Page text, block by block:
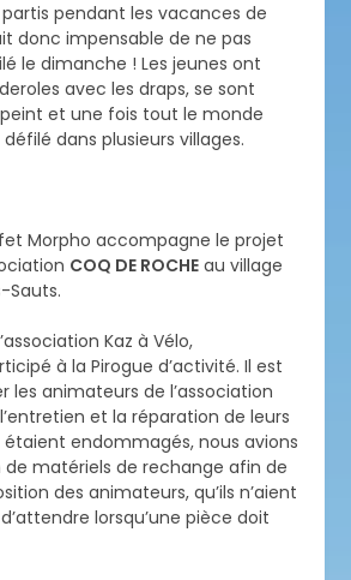
pendant les vacances de
donc impensable de ne pas
le dimanche ! Les jeunes ont
avec les draps, se sont
et une fois tout le monde
dans plusieurs villages.
Morpho accompagne le projet
COQ DE ROCHEau village
Sauts.
Kaz à Vélo,
à la Pirogue d’activité. Il est
les animateurs de l’association
et la réparation de leurs
étaient endommagés, nous avions
matériels de rechange afin de
des animateurs, qu’ils n’aient
lorsqu’une pièce doit